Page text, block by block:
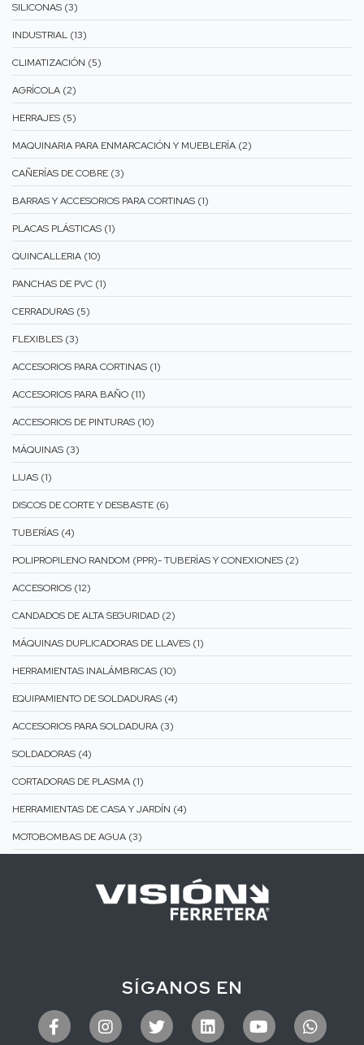
SILICONAS (3)
INDUSTRIAL (13)
CLIMATIZACIÓN (5)
AGRÍCOLA (2)
HERRAJES (5)
MAQUINARIA PARA ENMARCACIÓN Y MUEBLERÍA (2)
CAÑERÍAS DE COBRE (3)
BARRAS Y ACCESORIOS PARA CORTINAS (1)
PLACAS PLÁSTICAS (1)
QUINCALLERIA (10)
PANCHAS DE PVC (1)
CERRADURAS (5)
FLEXIBLES (3)
ACCESORIOS PARA CORTINAS (1)
ACCESORIOS PARA BAÑO (11)
ACCESORIOS DE PINTURAS (10)
MÁQUINAS (3)
LIJAS (1)
DISCOS DE CORTE Y DESBASTE (6)
TUBERÍAS (4)
POLIPROPILENO RANDOM (PPR)- TUBERÍAS Y CONEXIONES (2)
ACCESORIOS (12)
CANDADOS DE ALTA SEGURIDAD (2)
MÁQUINAS DUPLICADORAS DE LLAVES (1)
HERRAMIENTAS INALÁMBRICAS (10)
EQUIPAMIENTO DE SOLDADURAS (4)
ACCESORIOS PARA SOLDADURA (3)
SOLDADORAS (4)
CORTADORAS DE PLASMA (1)
HERRAMIENTAS DE CASA Y JARDÍN (4)
MOTOBOMBAS DE AGUA (3)
SÍGANOS EN